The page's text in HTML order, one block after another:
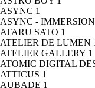
ASYNC 1
ASYNC - IMMERSION
ATARU SATO 1
ATELIER DE LUMEN
ATELIER GALLERY 1
ATOMIC DIGITAL
ATTICUS 1
AUBADE 1